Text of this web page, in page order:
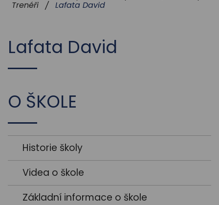
Trenéři / Lafata David
Lafata David
O ŠKOLE
Historie školy
Videa o škole
Základní informace o škole